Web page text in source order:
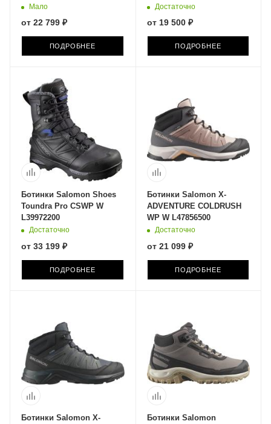
Мало
от 22 799 ₽
ПОДРОБНЕЕ
Достаточно
от 19 500 ₽
ПОДРОБНЕЕ
Ботинки Salomon Shoes
Toundra Pro CSWP W
L39972200
Достаточно
от 33 199 ₽
ПОДРОБНЕЕ
Ботинки Salomon X-
ADVENTURE COLDRUSH
WP W L47856500
Достаточно
от 21 099 ₽
ПОДРОБНЕЕ
Ботинки Salomon X-
Ботинки Salomon